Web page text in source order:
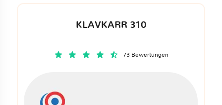
KLAVKARR 310
73 Bewertungen